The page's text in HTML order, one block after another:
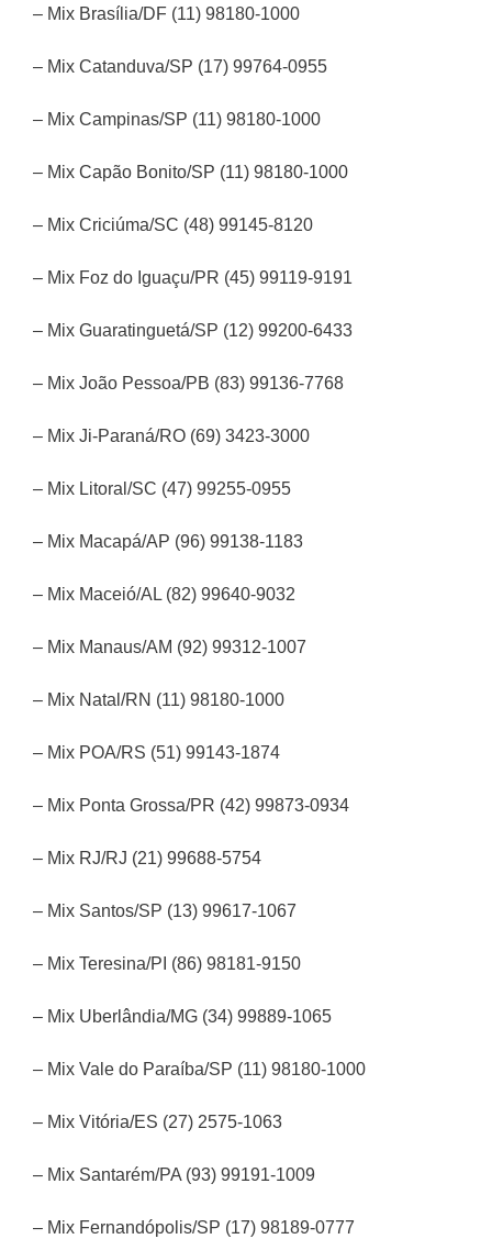
– Mix Brasília/DF (11) 98180-1000
– Mix Catanduva/SP (17) 99764-0955
– Mix Campinas/SP (11) 98180-1000
– Mix Capão Bonito/SP (11) 98180-1000
– Mix Criciúma/SC (48) 99145-8120
– Mix Foz do Iguaçu/PR (45) 99119-9191
– Mix Guaratinguetá/SP (12) 99200-6433
– Mix João Pessoa/PB (83) 99136-7768
– Mix Ji-Paraná/RO (69) 3423-3000
– Mix Litoral/SC (47) 99255-0955
– Mix Macapá/AP (96) 99138-1183
– Mix Maceió/AL (82) 99640-9032
– Mix Manaus/AM (92) 99312-1007
– Mix Natal/RN (11) 98180-1000
– Mix POA/RS (51) 99143-1874
– Mix Ponta Grossa/PR (42) 99873-0934
– Mix RJ/RJ (21) 99688-5754
– Mix Santos/SP (13) 99617-1067
– Mix Teresina/PI (86) 98181-9150
– Mix Uberlândia/MG (34) 99889-1065
– Mix Vale do Paraíba/SP (11) 98180-1000
– Mix Vitória/ES (27) 2575-1063
– Mix Santarém/PA (93) 99191-1009
– Mix Fernandópolis/SP (17) 98189-0777